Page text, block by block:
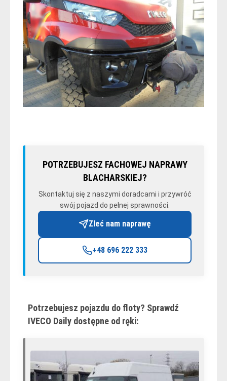
POTRZEBUJESZ FACHOWEJ NAPRAWY
BLACHARSKIEJ?
Skontaktuj się z naszymi doradcami i przywróć
swój pojazd do pełnej sprawności.
Zleć nam naprawę
+48 696 222 333
Potrzebujesz pojazdu do floty? Sprawdź
IVECO Daily dostępne od ręki: